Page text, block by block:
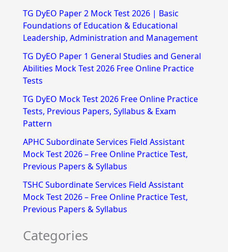
c
h
f
o
r
TG DyEO Paper 2 Mock Test 2026 | Basic
Foundations of Education & Educational
Leadership, Administration and Management
TG DyEO Paper 1 General Studies and General
Abilities Mock Test 2026 Free Online Practice
Tests
TG DyEO Mock Test 2026 Free Online Practice
Tests, Previous Papers, Syllabus & Exam
Pattern
APHC Subordinate Services Field Assistant
Mock Test 2026 – Free Online Practice Test,
Previous Papers & Syllabus
TSHC Subordinate Services Field Assistant
Mock Test 2026 – Free Online Practice Test,
Previous Papers & Syllabus
Categories